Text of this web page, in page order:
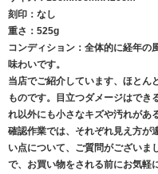
刻印：なし
重さ：525g
コンディション：全体的に経年の
味わいです。
当店でご紹介しています、ほとん
ものです。目立つダメージはでき
れ以外にも小さなキズや汚れがあ
確認作業では、それぞれ見え方が
い点について、ご質問がございま
で、お買い物をされる前にお気軽